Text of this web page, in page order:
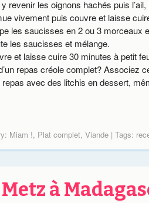
y revenir les oignons hachés puis
vivement puis couvre et laisse
les saucisses en 2 ou 3 morceaux
les saucisses et mélange.
et laisse cuire 30 minutes à petit
repas créole complet? Associez
avec des litchis en dessert,
Miam !, Plat complet, Viande| Tags:
Metz à